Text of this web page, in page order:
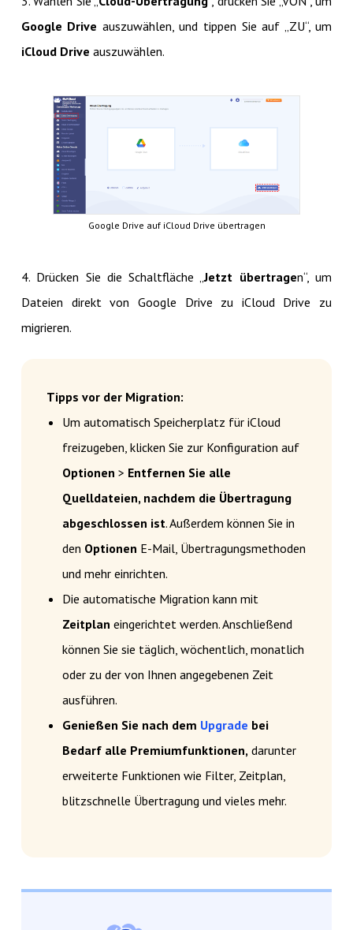
Google Drive auszuwählen, und tippen Sie auf „ZU“, um
iCloud Drive auszuwählen.
Google Drive auf iCloud Drive übertragen
4. Drücken Sie die Schaltfläche „Jetzt übertragen“, um
Dateien direkt von Google Drive zu iCloud Drive zu
migrieren.
Tipps vor der Migration:
Um automatisch Speicherplatz für iCloud
freizugeben, klicken Sie zur Konfiguration auf
Optionen > Entfernen Sie alle
Quelldateien, nachdem die Übertragung
abgeschlossen ist. Außerdem können Sie in
den Optionen E-Mail, Übertragungsmethoden
und mehr einrichten.
Die automatische Migration kann mit
Zeitplan eingerichtet werden. Anschließend
können Sie sie täglich, wöchentlich, monatlich
oder zu der von Ihnen angegebenen Zeit
ausführen.
Genießen Sie nach dem Upgrade bei
Bedarf alle Premiumfunktionen,darunter
erweiterte Funktionen wie Filter, Zeitplan,
blitzschnelle Übertragung und vieles mehr.